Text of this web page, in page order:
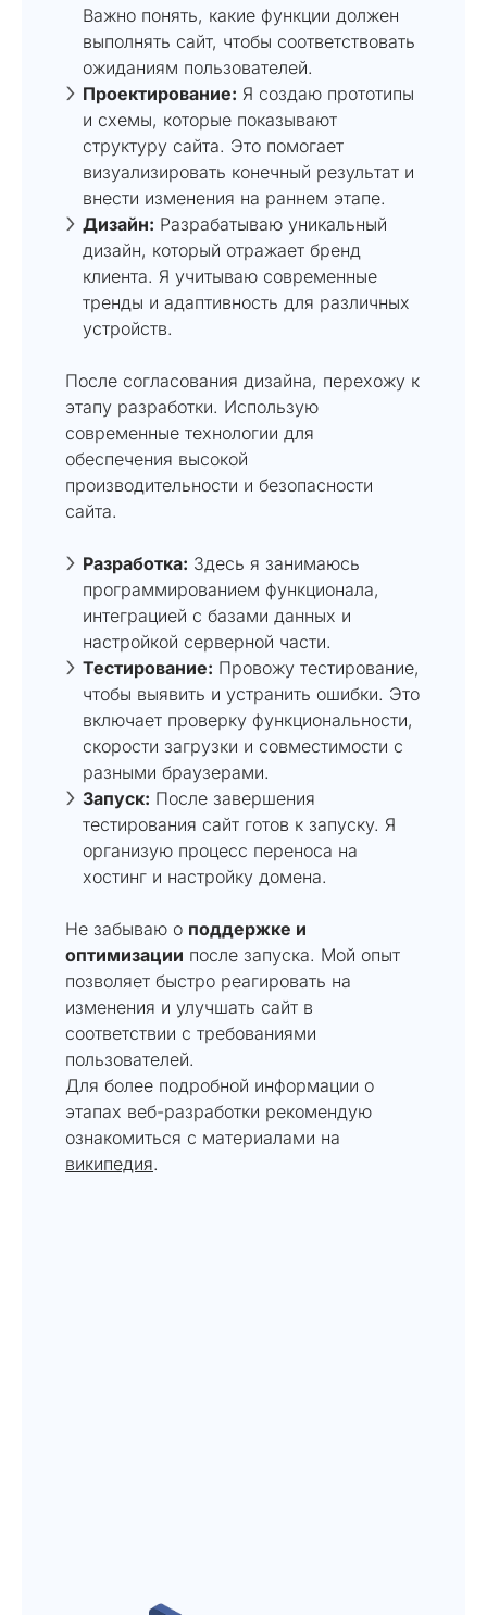
Важно понять, какие функции должен
выполнять сайт, чтобы соответствовать
ожиданиям пользователей.
Проектирование: Я создаю прототипы
и схемы, которые показывают
структуру сайта. Это помогает
визуализировать конечный результат и
внести изменения на раннем этапе.
Дизайн: Разрабатываю уникальный
дизайн, который отражает бренд
клиента. Я учитываю современные
тренды и адаптивность для различных
устройств.
После согласования дизайна, перехожу к
этапу разработки. Использую
современные технологии для
обеспечения высокой
производительности и безопасности
сайта.
Разработка: Здесь я занимаюсь
программированием функционала,
интеграцией с базами данных и
настройкой серверной части.
Тестирование: Провожу тестирование,
чтобы выявить и устранить ошибки. Это
включает проверку функциональности,
скорости загрузки и совместимости с
разными браузерами.
Запуск: После завершения
тестирования сайт готов к запуску. Я
организую процесс переноса на
хостинг и настройку домена.
Не забываю о поддержке и
оптимизации после запуска. Мой опыт
позволяет быстро реагировать на
изменения и улучшать сайт в
соответствии с требованиями
пользователей.
Для более подробной информации о
этапах веб-разработки рекомендую
ознакомиться с материалами на
википедия.